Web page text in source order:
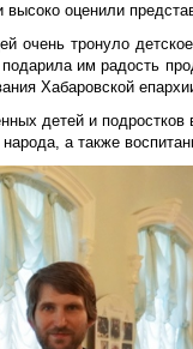
оценили
очень тронуло
им радость
Хабаровской
детей и подростков
а также